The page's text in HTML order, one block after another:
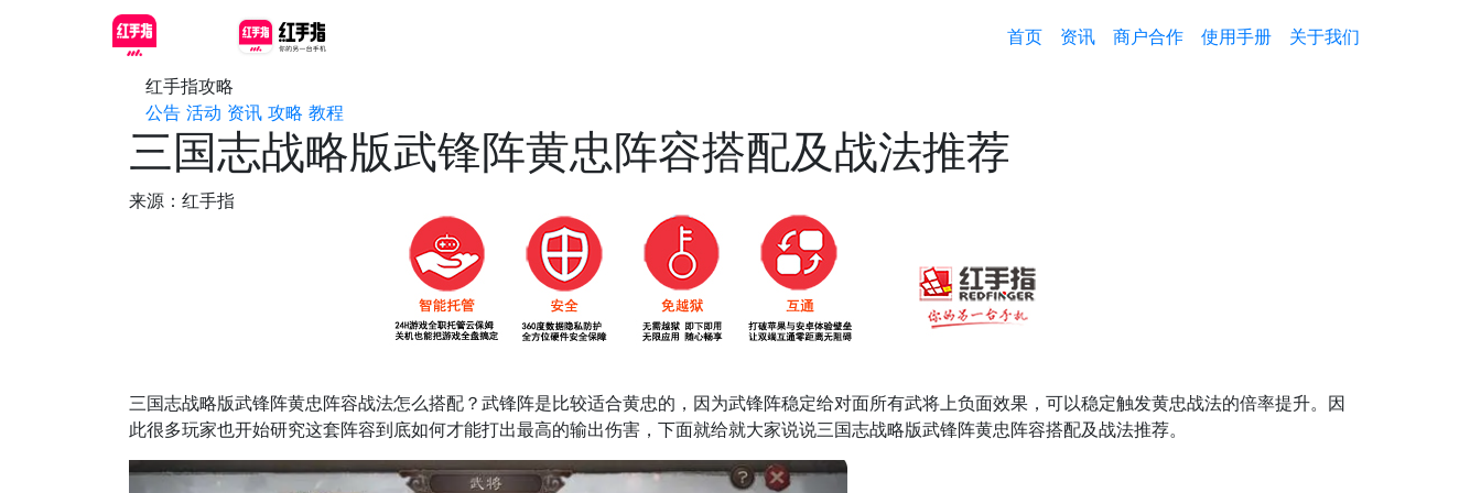
首页 资讯 商户合作 使用手册 关于我们
红手指攻略
公告 活动 资讯 攻略 教程
三国志战略版武锋阵黄忠阵容搭配及战法推荐
来源：红手指
三国志战略版武锋阵黄忠阵容战法怎么搭配？武锋阵是比较适合黄忠的，因为武锋阵稳定给对面所有武将上负面效果，可以稳定触发黄忠战法的倍率提升。因
此很多玩家也开始研究这套阵容到底如何才能打出最高的输出伤害，下面就给就大家说说三国志战略版武锋阵黄忠阵容搭配及战法推荐。